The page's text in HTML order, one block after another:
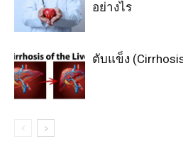
อย่างไร
ตับแข็ง